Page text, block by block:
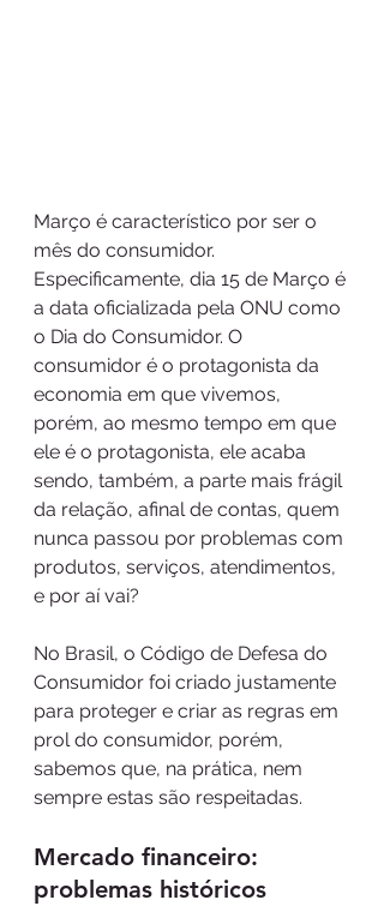
Março é característico por ser o
mês do consumidor.
Especificamente, dia 15 de Março é
a data oficializada pela ONU como
o Dia do Consumidor. O
consumidor é o protagonista da
economia em que vivemos,
porém, ao mesmo tempo em que
ele é o protagonista, ele acaba
sendo, também, a parte mais frágil
da relação, afinal de contas, quem
nunca passou por problemas com
produtos, serviços, atendimentos,
e por aí vai?
No Brasil, o Código de Defesa do
Consumidor foi criado justamente
para proteger e criar as regras em
prol do consumidor, porém,
sabemos que, na prática, nem
sempre estas são respeitadas.
Mercado financeiro:
problemas históricos